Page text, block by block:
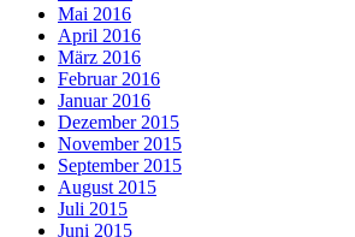
Mai 2016
April 2016
März 2016
Februar 2016
Januar 2016
Dezember 2015
November 2015
September 2015
August 2015
Juli 2015
Juni 2015